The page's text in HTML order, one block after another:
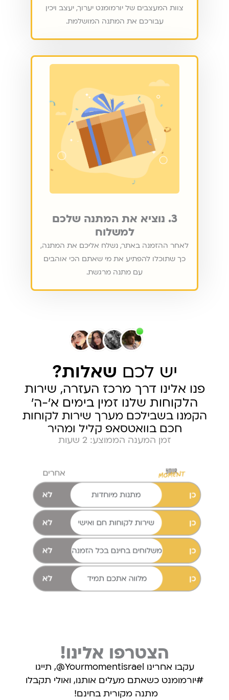
צוות המעצבים של יורמומנט יערוך, יעצב ויכין
עבורכם את המתנה המושלמת.
3. נוציא את המתנה שלכם
למשלוח
לאחר ההזמנה באתר, נשלח אליכם את המתנה,
כך שתוכלו להפתיע את מי שאתם הכי אוהבים
עם מתנה מרגשת.
יש לכם שאלות?
פנו אלינו דרך מרכז העזרה, שירות
הלקוחות שלנו זמין בימים א׳-ה׳
הקמנו בשבילכם מערך שירות לקוחות
חכם בוואטסאפ קליל ומהיר
זמן המענה הממוצע: 2 שעות
הצטרפו אלינו!
עקבו אחרינו Yourmomentisrael@, תייגו
#יורמומנט כשאתם מעלים אותנו, ואולי תקבלו
מתנה מקורית בחינם!